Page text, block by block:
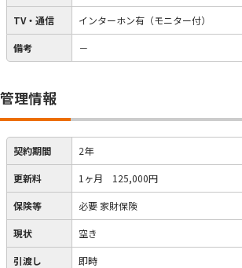
TV・通信 インターホン有（モニター付）
備考 －
管理情報
契約期間 2年
更新料 1ヶ月 125,000円
保険等 必要 家財保険
現状 空き
引渡し 即時